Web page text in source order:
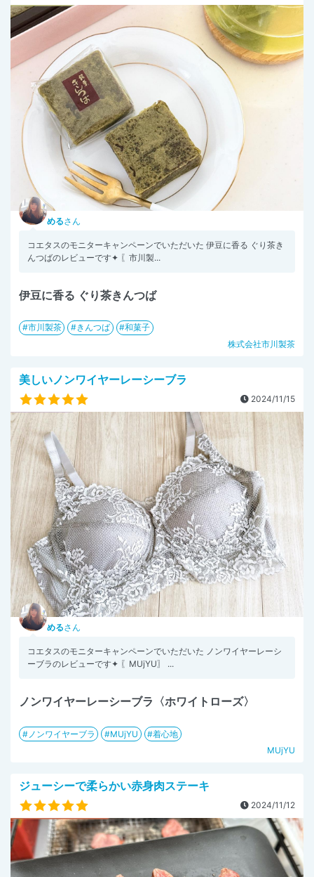
めるさん
コエタスのモニターキャンペーンでいただいた 伊豆に香る ぐり茶き
んつばのレビューです✦ 〖市川製...
伊豆に香る ぐり茶きんつば
市川製茶 きんつば
和菓子
株式会社市川製茶
美しいノンワイヤーレーシーブラ
2024/11/15
めるさん
コエタスのモニターキャンペーンでいただいた ノンワイヤーレーシ
ーブラのレビューです✦ 〖MUjYU〗 ...
ノンワイヤーレーシーブラ〈ホワイトローズ〉
ノンワイヤーブラ MUjYU
着心地
MUjYU
ジューシーで柔らかい赤身肉ステーキ
2024/11/12